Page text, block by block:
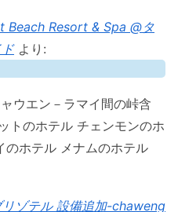
Resort & Spa @タ
より:
ウエン－ラマイ間の峠含
トのホテル チェンモンのホ
のホテル メナムのホテル
ゾテル 設備追加-chaweng